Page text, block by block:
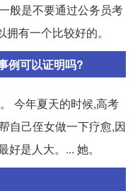
般是不要通过公务员考
有一个比较好的。
例可以证明吗?
今年夏天的时候,高考
自己侄女做一下疗愈,因
是人大。... 她。